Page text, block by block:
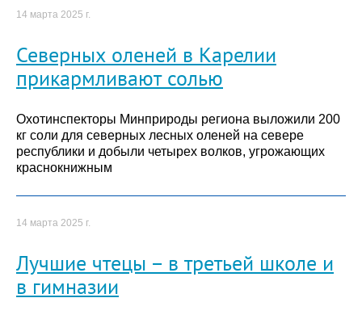
14 марта 2025 г.
Северных оленей в Карелии
прикармливают солью
Охотинспекторы Минприроды региона выложили 200
кг соли для северных лесных оленей на севере
республики и добыли четырех волков, угрожающих
краснокнижным
14 марта 2025 г.
Лучшие чтецы – в третьей школе и
в гимназии